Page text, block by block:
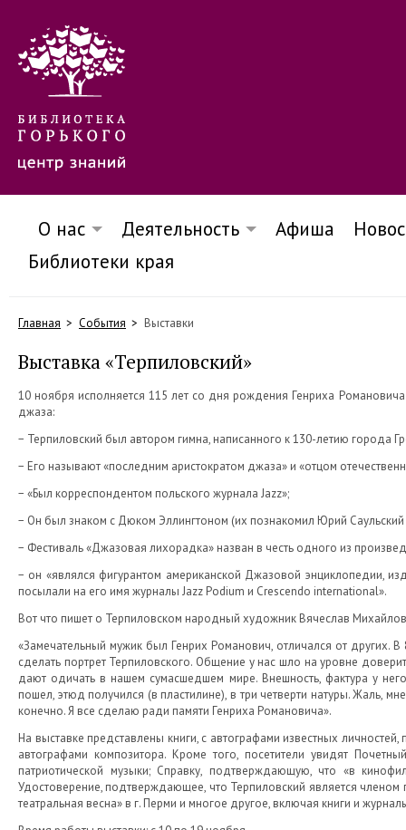
О нас Деятельность Афиша
Библиотеки края
Главная События Выставки
Выставка «Терпиловский»
10 ноября исполняется 115 лет со дня рождения Генриха
джаза:
− Терпиловский был автором гимна, написанного к 130-летию города
− Его называют «последним аристократом джаза» и «отцом
− «Был корреспондентом польского журнала Jazz»;
− Он был знаком с Дюком Эллингтоном (их познакомил Юрий
− Фестиваль «Джазовая лихорадка» назван в честь одного из
− он «являлся фигурантом американской Джазовой энциклопедии,
посылали на его имя журналы Jazz Podium и Crescendo international».
Вот что пишет о Терпиловском народный художник Вячеслав
«Замечательный мужик был Генрих Романович, отличался от
сделать портрет Терпиловского. Общение у нас шло на уровне
дают одичать в нашем сумасшедшем мире. Внешность, фактура у
пошел, этюд получился (в пластилине), в три четверти натуры. Жаль,
конечно. Я все сделаю ради памяти Генриха Романовича».
На выставке представлены книги, с автографами известных
автографами композитора. Кроме того, посетители увидят
патриотической музыки; Справку, подтверждающую, что «в
Удостоверение, подтверждающее, что Терпиловский является
театральная весна» в г. Перми и многое другое, включая книги и